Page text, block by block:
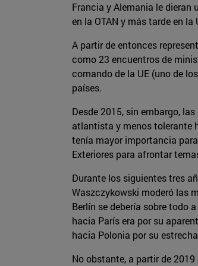
Francia y Alemania le dieran
en la OTAN y más tarde en
A partir de entonces
como 23 encuentros de
comando de la UE (uno de
países.
Desde 2015, sin embargo,
atlantista y menos tolerante
tenía mayor importancia
Exteriores para afrontar
Durante los siguientes tres
Waszczykowski moderó las
Berlín se debería sobre todo
hacia París era por su
hacia Polonia por su
No obstante, a partir de